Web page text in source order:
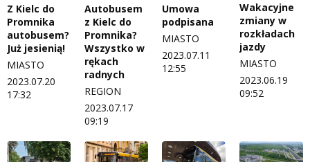
Z Kielc do
Promnika
autobusem?
Już jesienią!
MIASTO
2023.07.20
17:32
Autobusem
z Kielc do
Promnika?
Wszystko w
rękach
radnych
REGION
2023.07.17
09:19
Umowa
podpisana
MIASTO
2023.07.11
12:55
Wakacyjne
zmiany w
rozkładach
jazdy
MIASTO
2023.06.19
09:52